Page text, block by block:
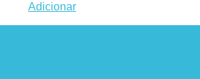
Adicionar